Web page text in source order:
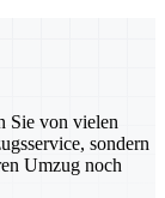
Sie von vielen
sondern
Umzug noch